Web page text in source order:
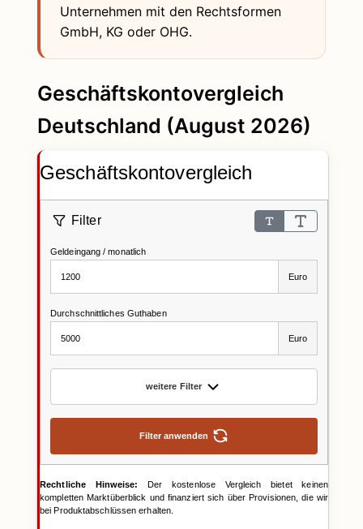
Unternehmen mit den Rechtsformen
GmbH, KG oder OHG.
Geschäftskontovergleich
Deutschland (August 2026)